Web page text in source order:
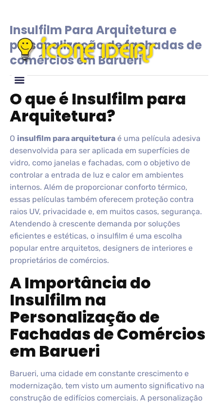
Insulfilm Para Arquitetura e
personalização de fachadas de
comércios em Barueri
O que é Insulfilm para
Arquitetura?
O insulfilm para arquitetura é uma película adesiva
desenvolvida para ser aplicada em superfícies de
vidro, como janelas e fachadas, com o objetivo de
controlar a entrada de luz e calor em ambientes
internos. Além de proporcionar conforto térmico,
essas películas também oferecem proteção contra
raios UV, privacidade e, em muitos casos, segurança.
Atendendo à crescente demanda por soluções
eficientes e estéticas, o insulfilm é uma escolha
popular entre arquitetos, designers de interiores e
proprietários de comércios.
A Importância do
Insulfilm na
Personalização de
Fachadas de Comércios
em Barueri
Barueri, uma cidade em constante crescimento e
modernização, tem visto um aumento significativo na
construção de edifícios comerciais. A personalização